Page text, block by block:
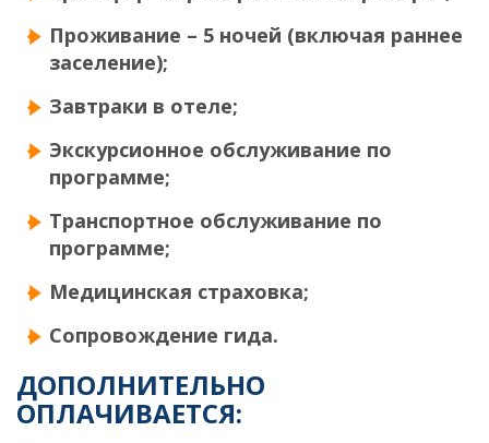
Проживание – 5 ночей (включая раннее
заселение);
Завтраки в отеле;
Экскурсионное обслуживание по
программе;
Транспортное обслуживание по
программе;
Медицинская страховка;
Сопровождение гида.
ДОПОЛНИТЕЛЬНО
ОПЛАЧИВАЕТСЯ: